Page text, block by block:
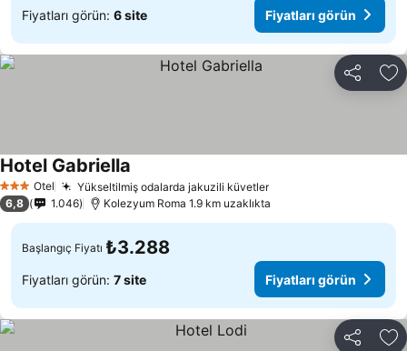
Fiyatları görün: 6 site Fiyatları görün
Paylaş
3 YıldızOtel Yükseltilmiş odalarda jakuzili küvetlerFiyatları görün
Hotel Gabriella
6,8 1.046 Kolezyum Roma 1.9 km uzaklıkta
Başlangıç Fiyatı ₺3.288
Fiyatları görün: 7 site Fiyatları görün
Paylaş